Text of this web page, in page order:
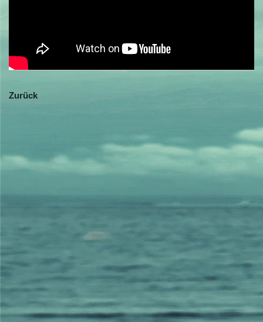
Zurück